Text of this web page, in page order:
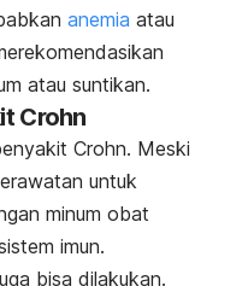
anemia atau
atau suntikan.
Crohn
Crohn. Meski
untuk
minum obat
imun.
bisa dilakukan.